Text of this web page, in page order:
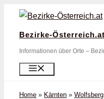
Zum
springen
Bezirke-Österreich.at
Informationen über Orte –
Home » Kärnten » Wolfsberg